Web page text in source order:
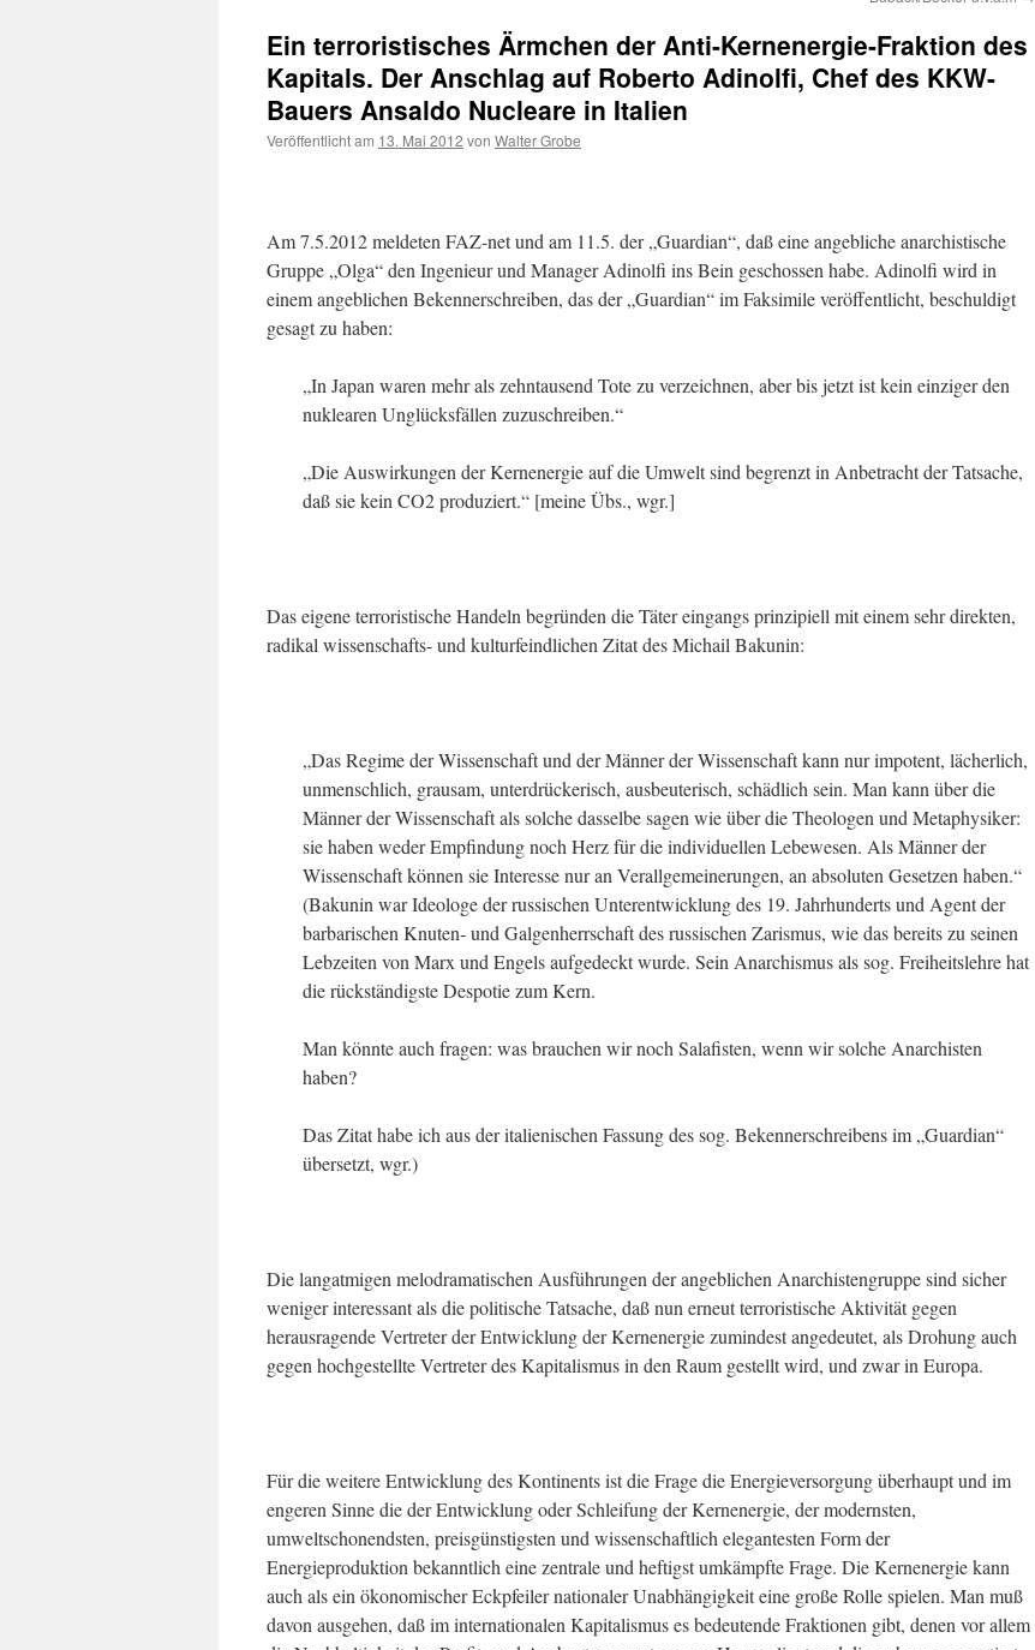
Ein terroristisches Ärmchen der Anti-Kernenergie-Fraktion des
Kapitals. Der Anschlag auf Roberto Adinolfi, Chef des KKW-
Bauers Ansaldo Nucleare in Italien
Veröffentlicht am 13. Mai 2012 von Walter Grobe
Am 7.5.2012 meldeten FAZ-net und am 11.5. der „Guardian“, daß eine angebliche anarchistische
Gruppe „Olga“ den Ingenieur und Manager Adinolfi ins Bein geschossen habe. Adinolfi wird in
einem angeblichen Bekennerschreiben, das der „Guardian“ im Faksimile veröffentlicht, beschuldigt
gesagt zu haben:
„In Japan waren mehr als zehntausend Tote zu verzeichnen, aber bis jetzt ist kein einziger den
nuklearen Unglücksfällen zuzuschreiben.“
„Die Auswirkungen der Kernenergie auf die Umwelt sind begrenzt in Anbetracht der Tatsache,
daß sie kein CO2 produziert.“ [meine Übs., wgr.]
Das eigene terroristische Handeln begründen die Täter eingangs prinzipiell mit einem sehr direkten,
radikal wissenschafts- und kulturfeindlichen Zitat des Michail Bakunin:
„Das Regime der Wissenschaft und der Männer der Wissenschaft kann nur impotent, lächerlich,
unmenschlich, grausam, unterdrückerisch, ausbeuterisch, schädlich sein. Man kann über die
Männer der Wissenschaft als solche dasselbe sagen wie über die Theologen und Metaphysiker:
sie haben weder Empfindung noch Herz für die individuellen Lebewesen. Als Männer der
Wissenschaft können sie Interesse nur an Verallgemeinerungen, an absoluten Gesetzen haben.“
(Bakunin war Ideologe der russischen Unterentwicklung des 19. Jahrhunderts und Agent der
barbarischen Knuten- und Galgenherrschaft des russischen Zarismus, wie das bereits zu seinen
Lebzeiten von Marx und Engels aufgedeckt wurde. Sein Anarchismus als sog. Freiheitslehre hat
die rückständigste Despotie zum Kern.
Man könnte auch fragen: was brauchen wir noch Salafisten, wenn wir solche Anarchisten
haben?
Das Zitat habe ich aus der italienischen Fassung des sog. Bekennerschreibens im „Guardian“
übersetzt, wgr.)
Die langatmigen melodramatischen Ausführungen der angeblichen Anarchistengruppe sind sicher
weniger interessant als die politische Tatsache, daß nun erneut terroristische Aktivität gegen
herausragende Vertreter der Entwicklung der Kernenergie zumindest angedeutet, als Drohung auch
gegen hochgestellte Vertreter des Kapitalismus in den Raum gestellt wird, und zwar in Europa.
Für die weitere Entwicklung des Kontinents ist die Frage die Energieversorgung überhaupt und im
engeren Sinne die der Entwicklung oder Schleifung der Kernenergie, der modernsten,
umweltschonendsten, preisgünstigsten und wissenschaftlich elegantesten Form der
Energieproduktion bekanntlich eine zentrale und heftigst umkämpfte Frage. Die Kernenergie kann
auch als ein ökonomischer Eckpfeiler nationaler Unabhängigkeit eine große Rolle spielen. Man muß
davon ausgehen, daß im internationalen Kapitalismus es bedeutende Fraktionen gibt, denen vor allem